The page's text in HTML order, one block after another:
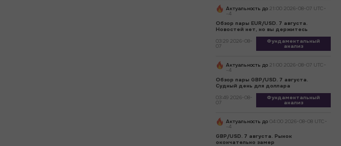
Актуальность до 21:00 2026-08-07 UTC-
-4
Обзор пары EUR/USD. 7 августа.
Новостей нет, но вы держитесь
03:29 2026-08-
07
Фундаментальный
анализ
Актуальность до 21:00 2026-08-07 UTC-
-4
Обзор пары GBP/USD. 7 августа.
Судный день для доллара
03:49 2026-08-
07
Фундаментальный
анализ
Актуальность до 04:00 2026-08-08 UTC-
-4
GBP/USD. 7 августа. Рынок
окончательно замер